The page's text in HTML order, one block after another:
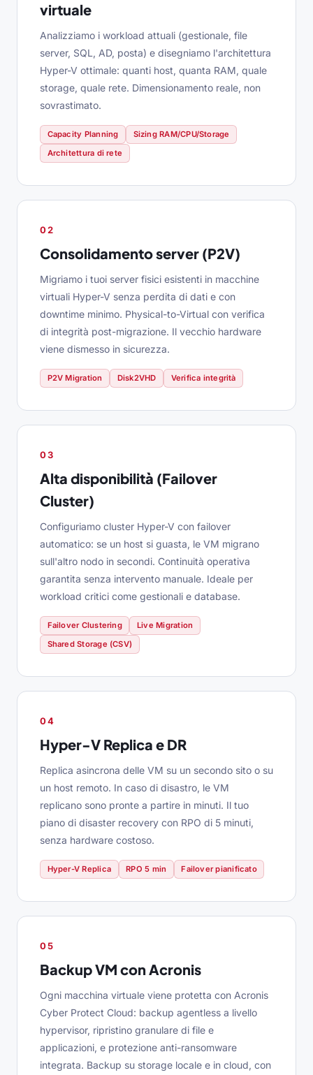
virtuale
Analizziamo i workload attuali (gestionale, file
server, SQL, AD, posta) e disegniamo l'architettura
Hyper-V ottimale: quanti host, quanta RAM, quale
storage, quale rete. Dimensionamento reale, non
sovrastimato.
Capacity Planning
Sizing RAM/CPU/Storage
Architettura di rete
02
Consolidamento server (P2V)
Migriamo i tuoi server fisici esistenti in macchine
virtuali Hyper-V senza perdita di dati e con
downtime minimo. Physical-to-Virtual con verifica
di integrità post-migrazione. Il vecchio hardware
viene dismesso in sicurezza.
P2V Migration Disk2VHD Verifica integrità
03
Alta disponibilità (Failover
Cluster)
Configuriamo cluster Hyper-V con failover
automatico: se un host si guasta, le VM migrano
sull'altro nodo in secondi. Continuità operativa
garantita senza intervento manuale. Ideale per
workload critici come gestionali e database.
Failover Clustering
Live Migration
Shared Storage (CSV)
04
Hyper-V Replica e DR
Replica asincrona delle VM su un secondo sito o su
un host remoto. In caso di disastro, le VM
replicano sono pronte a partire in minuti. Il tuo
piano di disaster recovery con RPO di 5 minuti,
senza hardware costoso.
Hyper-V Replica RPO 5 min Failover pianificato
05
Backup VM con Acronis
Ogni macchina virtuale viene protetta con Acronis
Cyber Protect Cloud: backup agentless a livello
hypervisor, ripristino granulare di file e
applicazioni, e protezione anti-ransomware
integrata. Backup su storage locale e in cloud, con